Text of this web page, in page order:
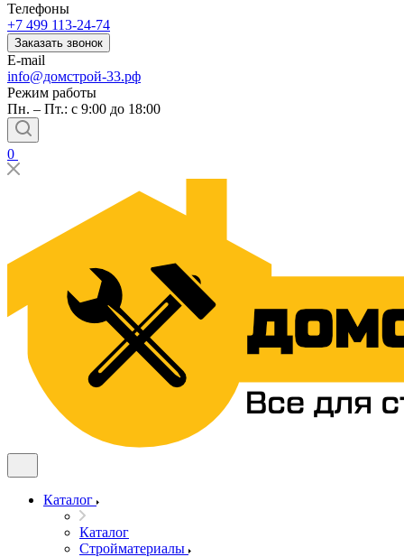
Телефоны
+7 499 113-24-74
Заказать звонок
E-mail
info@домстрой-33.рф
Режим работы
Пн. – Пт.: с 9:00 до 18:00
0
Каталог
Каталог
Стройматериалы